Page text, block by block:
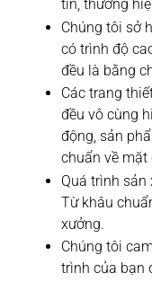
tín, thương
Chúng tôi sở
có trình độ
đều là bằng
Các trang
đều vô cùng
động, sản
chuẩn về mặt
Quá trình sản
Từ khâu
xưởng.
Chúng tôi
trình của bạn